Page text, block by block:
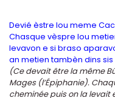
Devié èstre lou meme
Chasque vèspre lou
levavon e si braso
an metien tambèn dins
(Ce devait être la même
Mages (l’Épiphanie).
cheminée puis on la